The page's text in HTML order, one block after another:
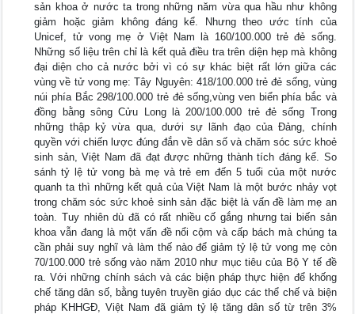
sản khoa ở nước ta trong những năm vừa qua hầu như không
giảm hoặc giảm không đáng kể. Nhưng theo ước tính của
Unicef, tử vong mẹ ở Việt Nam là 160/100.000 trẻ đẻ sống.
Những số liệu trên chỉ là kết quả điều tra trên diện hẹp mà không
đại diện cho cả nước bởi vì có sự khác biệt rất lớn giữa các
vùng về tử vong mẹ: Tây Nguyên: 418/100.000 trẻ đẻ sống, vùng
núi phía Bắc 298/100.000 trẻ đẻ sống,vùng ven biển phía bắc và
đồng bằng sông Cửu Long là 200/100.000 trẻ đẻ sống Trong
những thập kỷ vừa qua, dưới sự lãnh đạo của Đảng, chính
quyền với chiến lược đúng đắn về dân số và chăm sóc sức khoẻ
sinh sản, Việt Nam đã đạt được những thành tích đáng kể. So
sánh tỷ lệ tử vong bà mẹ và trẻ em đến 5 tuổi của một nước
quanh ta thì những kết quả của Việt Nam là một bước nhảy vọt
trong chăm sóc sức khoẻ sinh sản đặc biệt là vấn đề làm mẹ an
toàn. Tuy nhiên dù đã có rất nhiều cố gắng nhưng tai biến sản
khoa vẫn đang là một vấn đề nổi cộm và cấp bách mà chúng ta
cần phải suy nghĩ và làm thế nào để giảm tỷ lệ tử vong mẹ còn
70/100.000 trẻ sống vào năm 2010 như mục tiêu của Bộ Y tế đề
ra. Với những chính sách và các biện pháp thực hiện để khống
chế tăng dân số, bằng tuyên truyền giáo dục các thể chế và biện
pháp KHHGĐ, Việt Nam đã giảm tỷ lệ tăng dân số từ trên 3%